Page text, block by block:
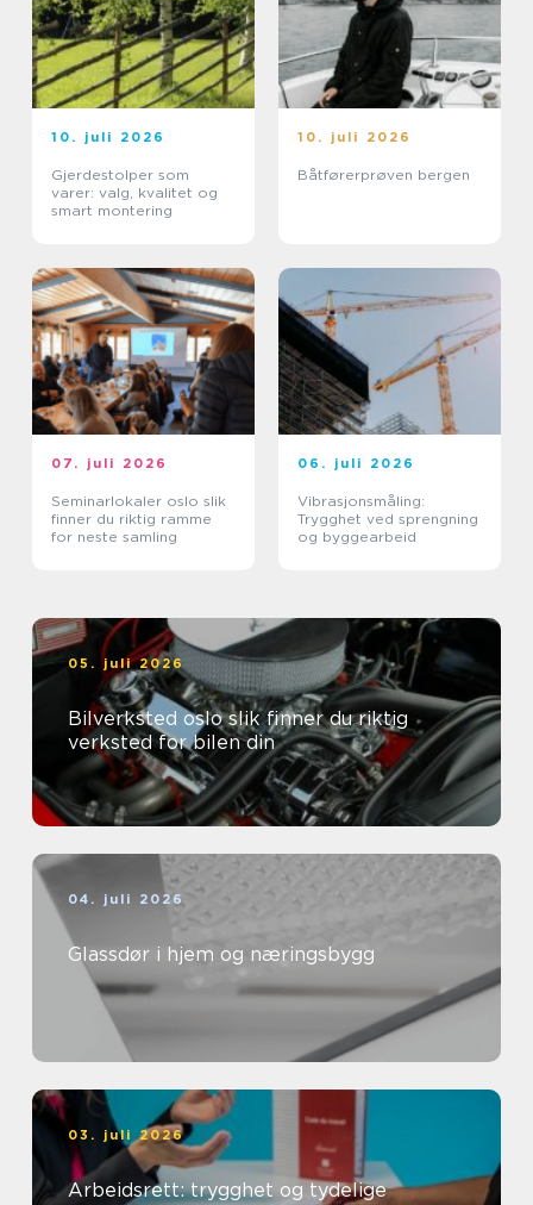
10. juli 2026
Gjerdestolper som
varer: valg, kvalitet og
smart montering
10. juli 2026
Båtførerprøven bergen
07. juli 2026
Seminarlokaler oslo slik
finner du riktig ramme
for neste samling
06. juli 2026
Vibrasjonsmåling:
Trygghet ved sprengning
og byggearbeid
05. juli 2026
Bilverksted oslo slik finner du riktig
verksted for bilen din
04. juli 2026
Glassdør i hjem og næringsbygg
03. juli 2026
Arbeidsrett: trygghet og tydelige